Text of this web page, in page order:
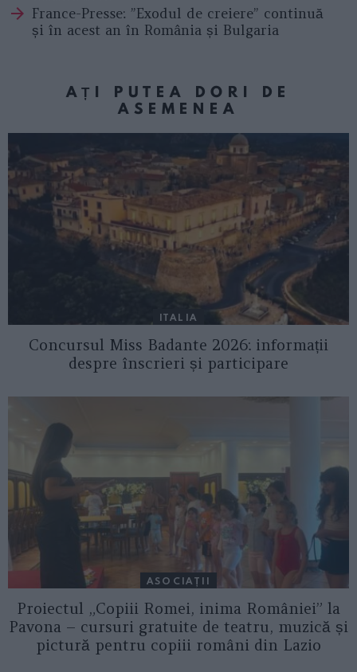
France-Presse: ”Exodul de creiere” continuă
și în acest an în România și Bulgaria
AȚI PUTEA DORI DE
ASEMENEA
ITALIA
Concursul Miss Badante 2026: informații
despre înscrieri și participare
ASOCIAŢII
Proiectul „Copiii Romei, inima României” la
Pavona – cursuri gratuite de teatru, muzică și
pictură pentru copiii români din Lazio